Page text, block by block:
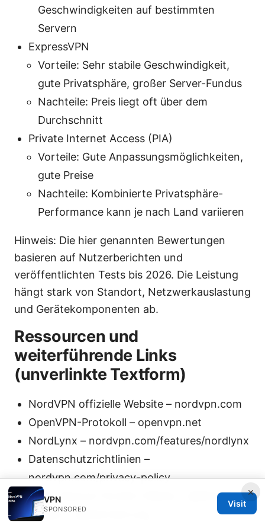
Geschwindigkeiten auf bestimmten
Servern
ExpressVPN
Vorteile: Sehr stabile Geschwindigkeit,
gute Privatsphäre, großer Server-Fundus
Nachteile: Preis liegt oft über dem
Durchschnitt
Private Internet Access (PIA)
Vorteile: Gute Anpassungsmöglichkeiten,
gute Preise
Nachteile: Kombinierte Privatsphäre-
Performance kann je nach Land variieren
Hinweis: Die hier genannten Bewertungen
basieren auf Nutzerberichten und
veröffentlichten Tests bis 2026. Die Leistung
hängt stark von Standort, Netzwerkauslastung
und Gerätekomponenten ab.
Ressourcen und
weiterführende Links
(unverlinkte Textform)
NordVPN offizielle Website – nordvpn.com
OpenVPN-Protokoll – openvpn.net
NordLynx – nordvpn.com/features/nordlynx
Datenschutzrichtlinien –
nordvpn.com/privacy-policy
Open-Source-Torrent-Clients – qBittorrent
project – qbittorrent.org
×
VPN
SPONSORED
Visit